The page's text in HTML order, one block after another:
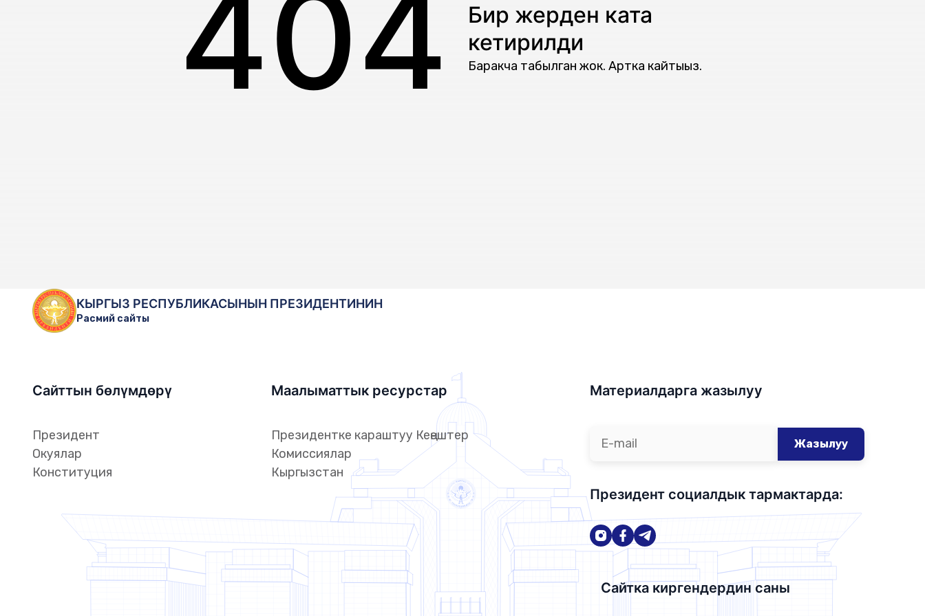
404
Бир жерден ката
кетирилди
Баракча табылган жок. Артка кайтыңыз.
Расмий сайты
КЫРГЫЗ РЕСПУБЛИКАСЫНЫН ПРЕЗИДЕНТИНИН
Сайттын бөлүмдөрү
Президент
Окуялар
Конституция
Маалыматтык ресурстар
Президентке караштуу Кеңештер
Комиссиялар
Кыргызстан
Материалдарга жазылуу
Жазылуу
Президент социалдык тармактарда:
Сайтка киргендердин саны